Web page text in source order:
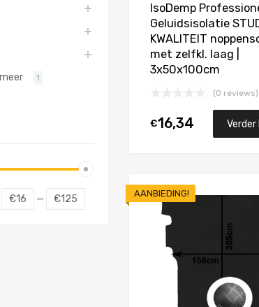
IsoDemp
Geluidsisolatie
KWALITEIT
met zelfkl. laag |
3x50x100cm
(0 reviews)
€16,34 Verder
AANBIEDING!
1
€16 — €125